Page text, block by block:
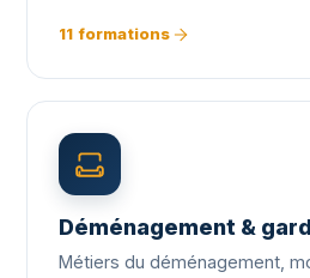
11 formations
Déménagement &
Métiers du déménagement,